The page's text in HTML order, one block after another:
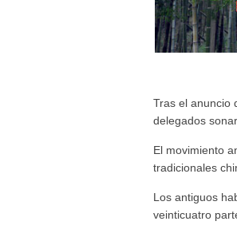
Tras el anuncio
delegados
El movimiento
tradicionales
Los antiguos
veinticuatro